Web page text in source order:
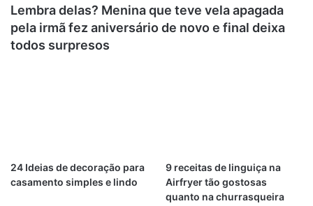
Lembra delas? Menina que teve vela apagada
pela irmã fez aniversário de novo e final deixa
todos surpresos
24 Ideias de decoração para
casamento simples e lindo
9 receitas de linguiça na
Airfryer tão gostosas
quanto na churrasqueira